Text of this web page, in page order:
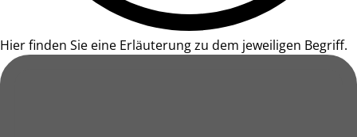
Hier finden Sie eine Erläuterung zu dem jeweiligen Begriff.